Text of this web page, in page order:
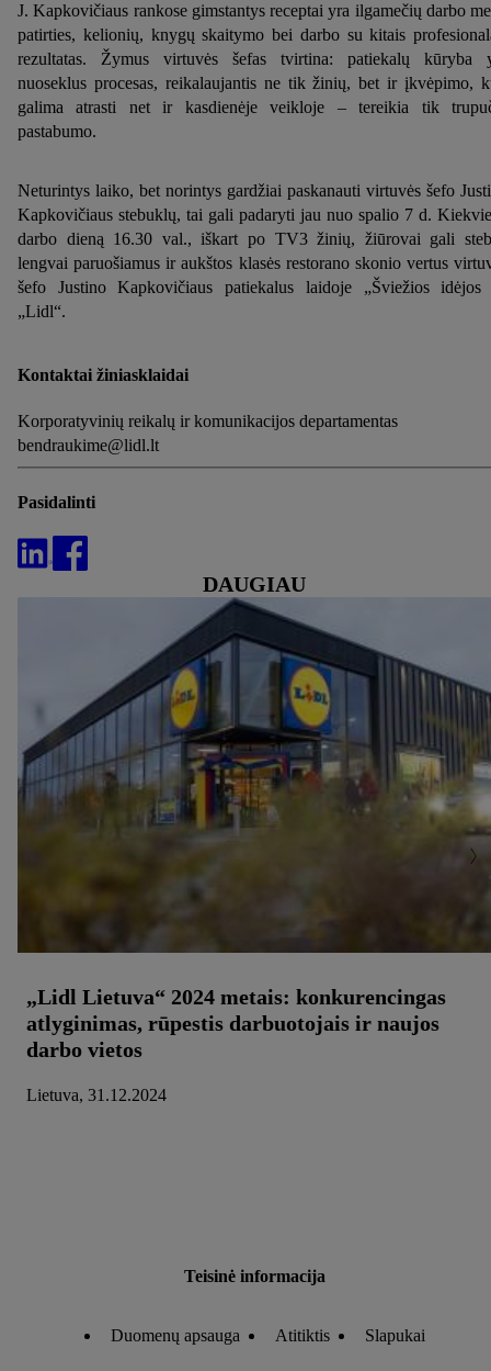
J. Kapkovičiaus rankose gimstantys receptai yra ilgamečių darbo
patirties, kelionių, knygų skaitymo bei darbo su kitais
rezultatas. Žymus virtuvės šefas tvirtina: patiekalų kūryba
nuoseklus procesas, reikalaujantis ne tik žinių, bet ir įkvėpimo,
galima atrasti net ir kasdienėje veikloje – tereikia tik
pastabumo.
Neturintys laiko, bet norintys gardžiai paskanauti virtuvės šefo
Kapkovičiaus stebuklų, tai gali padaryti jau nuo spalio 7 d.
darbo dieną 16.30 val., iškart po TV3 žinių, žiūrovai gali
lengvai paruošiamus ir aukštos klasės restorano skonio vertus
šefo Justino Kapkovičiaus patiekalus laidoje „Šviežios idėjos
„Lidl“.
Kontaktai žiniasklaidai
Korporatyvinių reikalų ir komunikacijos departamentas
bendraukime@lidl.lt
Pasidalinti
DAUGIAU
„Lidl Lietuva“ 2024 metais: konkurencingas
atlyginimas, rūpestis darbuotojais ir naujos
darbo vietos
Lietuva, 31.12.2024
Teisinė informacija
Duomenų apsauga Atitiktis Slapukai
laikotarpį ir Jūsų teisę bet kada atšaukti sutikimą, galite rasti
mūsųprivatumo politikojearba paspaudusčia .